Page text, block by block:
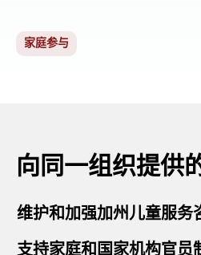
家庭参与
向同一组织提供
维护和加强加州儿童服务
支持家庭和国家机构官员